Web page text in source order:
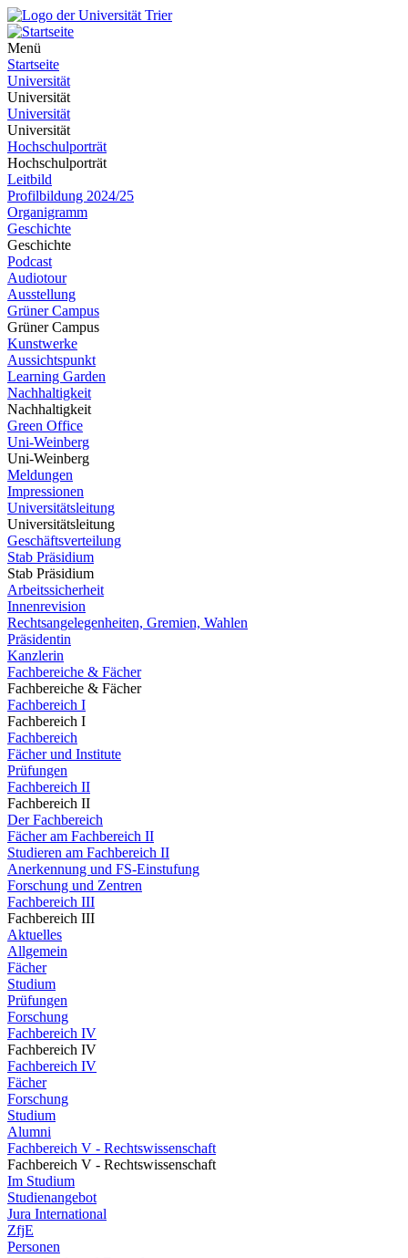
Menü
Startseite
Universität
Universität
Universität
Universität
Hochschulporträt
Hochschulporträt
Leitbild
Profilbildung 2024/25
Organigramm
Geschichte
Geschichte
Podcast
Audiotour
Ausstellung
Grüner Campus
Grüner Campus
Kunstwerke
Aussichtspunkt
Learning Garden
Nachhaltigkeit
Nachhaltigkeit
Green Office
Uni-Weinberg
Uni-Weinberg
Meldungen
Impressionen
Universitätsleitung
Universitätsleitung
Geschäftsverteilung
Stab Präsidium
Stab Präsidium
Arbeitssicherheit
Innenrevision
Rechtsangelegenheiten, Gremien, Wahlen
Präsidentin
Kanzlerin
Fachbereiche & Fächer
Fachbereiche & Fächer
Fachbereich I
Fachbereich I
Fachbereich
Fächer und Institute
Prüfungen
Fachbereich II
Fachbereich II
Der Fachbereich
Fächer am Fachbereich II
Studieren am Fachbereich II
Anerkennung und FS-Einstufung
Forschung und Zentren
Fachbereich III
Fachbereich III
Aktuelles
Allgemein
Fächer
Studium
Prüfungen
Forschung
Fachbereich IV
Fachbereich IV
Fachbereich IV
Fächer
Forschung
Studium
Alumni
Fachbereich V - Rechtswissenschaft
Fachbereich V - Rechtswissenschaft
Im Studium
Studienangebot
Jura International
ZfjE
Personen